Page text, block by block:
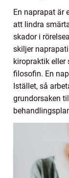
En naprapat är
att lindra
skador i
skiljer
kiropraktik eller
filosofin. En
Istället, så
grundorsaken